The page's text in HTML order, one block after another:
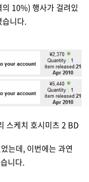
10%) 행사가 걸려있
습니다.
스케치 호시미츠 2 BD
는데, 이번에는 과연
니다.